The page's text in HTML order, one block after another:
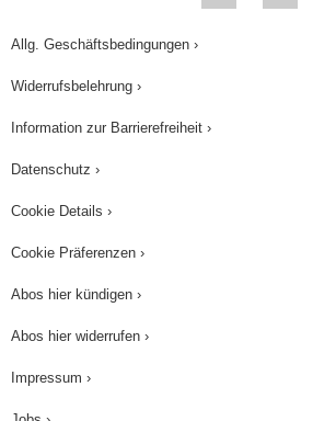
Allg. Geschäftsbedingungen ›
Widerrufsbelehrung ›
Information zur Barrierefreiheit ›
Datenschutz ›
Cookie Details ›
Cookie Präferenzen ›
Abos hier kündigen ›
Abos hier widerrufen ›
Impressum ›